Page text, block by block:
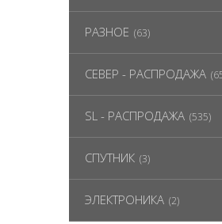
РАЗНОЕ (63)
СЕВЕР - РАСПРОДАЖА
SL - РАСПРОДАЖА (535)
СПУТНИК (3)
ЭЛЕКТРОНИКА (2)